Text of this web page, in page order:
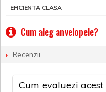
EFICIENTA CLASA
Cum aleg anvelopele?
Recenzii
Cum evaluezi acest